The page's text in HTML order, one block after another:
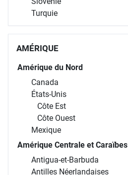
Turquie
AMÉRIQUE
Amérique du Nord
Canada
États-Unis
Côte Est
Côte Ouest
Mexique
Amérique Centrale et Caraïbes
Antigua-et-Barbuda
Antilles Néerlandaises